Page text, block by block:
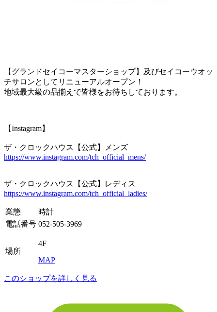
【グランドセイコーマスターショップ】及びセイコーウオッ
チサロンとしてリニューアルオープン！
地域最大級の品揃えで皆様をお待ちしております。
【Instagram】
ザ・クロックハウス【公式】メンズ
https://www.instagram.com/tch_official_mens/
ザ・クロックハウス【公式】レディス
https://www.instagram.com/tch_official_ladies/
業態
時計
電話番号 052-505-3969
場所
4F
MAP
このショップを詳しく見る